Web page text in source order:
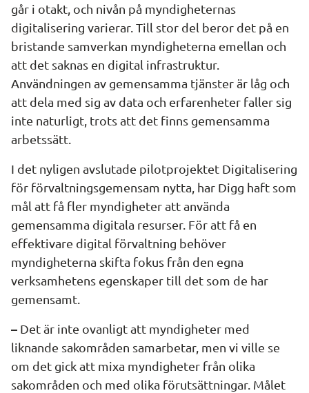
går i otakt, och nivån på myndigheternas
digitalisering varierar. Till stor del beror det på en
bristande samverkan myndigheterna emellan och
att det saknas en digital infrastruktur.
Användningen av gemensamma tjänster är låg och
att dela med sig av data och erfarenheter faller sig
inte naturligt, trots att det finns gemensamma
arbetssätt.
I det nyligen avslutade pilotprojektet Digitalisering
för förvaltningsgemensam nytta, har Digg haft som
mål att få fler myndigheter att använda
gemensamma digitala resurser. För att få en
effektivare digital förvaltning behöver
myndigheterna skifta fokus från den egna
verksamhetens egenskaper till det som de har
gemensamt.
– Det är inte ovanligt att myndigheter med
liknande sakområden samarbetar, men vi ville se
om det gick att mixa myndigheter från olika
sakområden och med olika förutsättningar. Målet